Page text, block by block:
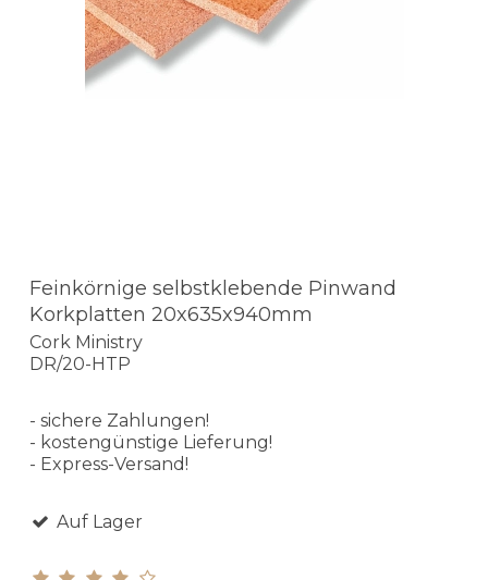
Feinkörnige selbstklebende Pinwand
Korkplatten 20x635x940mm
Cork Ministry
DR/20-HTP
- sichere Zahlungen!
- kostengünstige Lieferung!
- Express-Versand!
Auf Lager